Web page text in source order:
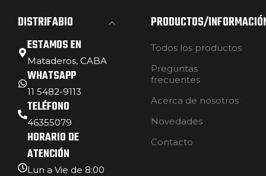
DISTRIFABIO
ESTAMOS EN
Mataderos, CABA
WHATSAPP
11 5482-9113
TELÉFONO
46355079
HORARIO DE
ATENCIÓN
Lun a Vie de 8:00
PRODUCTOS/
Todos los productos
Preguntas
frecuentes
Acerca de nosotros
Novedades
Contacto